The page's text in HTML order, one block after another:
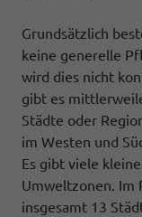
Grundsätzlich
keine generelle
wird dies nicht
gibt es
Städte oder
im Westen und
Es gibt viele
Umweltzonen. Im
insgesamt 13